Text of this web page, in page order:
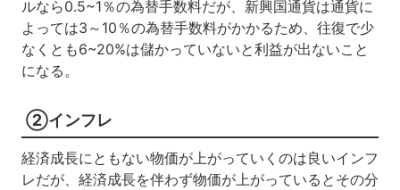
ルなら0.5~1％の為替手数料だが、新興国通貨は通貨に
よっては3～10％の為替手数料がかかるため、往復で少
なくとも6~20%は儲かっていないと利益が出ないこと
になる。
②インフレ
経済成長にともない物価が上がっていくのは良いインフ
レだが、経済成長を伴わず物価が上がっているとその分